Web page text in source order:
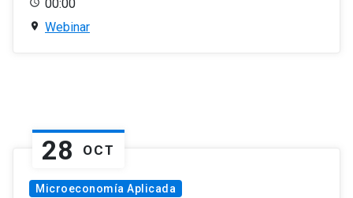
00:00
Webinar
28 OCT
Microeconomía Aplicada